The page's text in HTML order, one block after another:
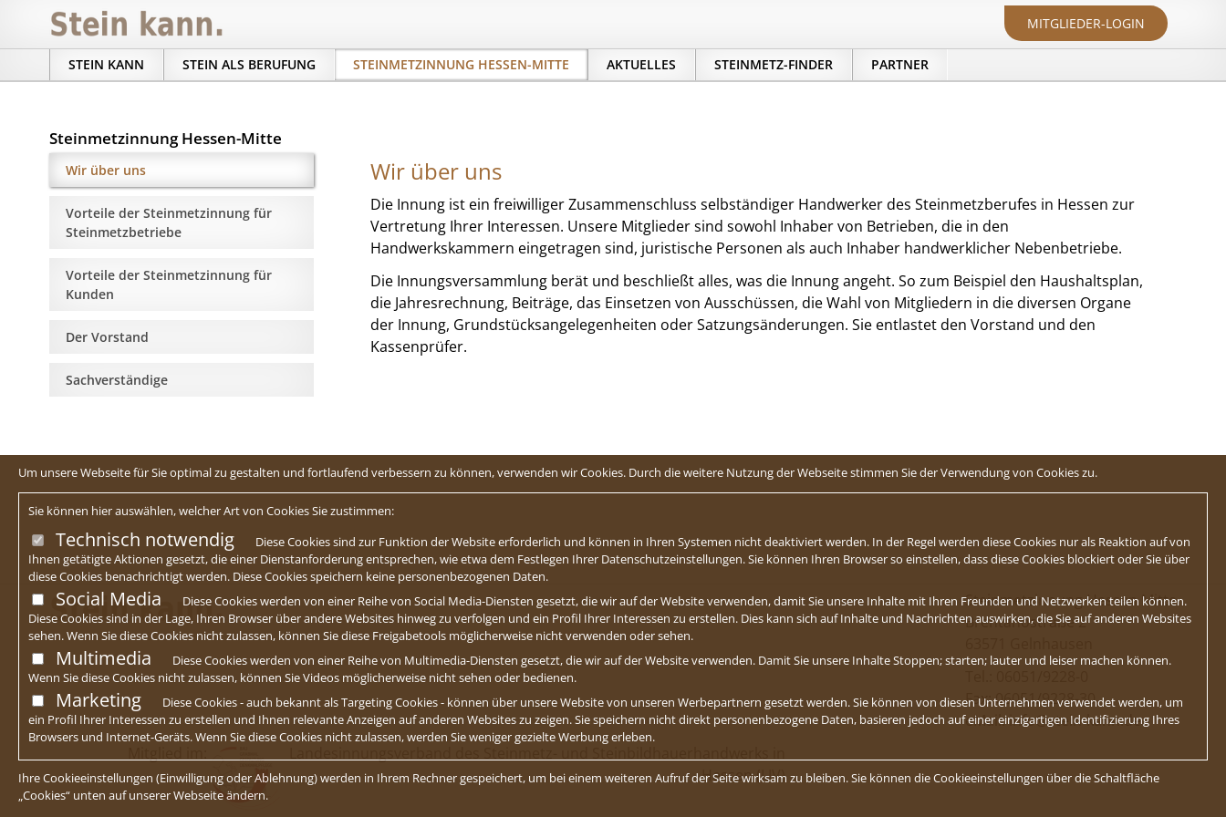
MITGLIEDER-LOGIN
STEIN KANN STEIN ALS BERUFUNG STEINMETZINNUNG HESSEN-MITTE AKTUELLES STEINMETZ-FINDER PARTNER
Steinmetzinnung Hessen-Mitte
Wir über uns
Vorteile der Steinmetzinnung für
Steinmetzbetriebe
Vorteile der Steinmetzinnung für
Kunden
Der Vorstand
Sachverständige
Wir über uns
Die Innung ist ein freiwilliger Zusammenschluss selbständiger Handwerker des Steinmetzberufes in Hessen zur
Vertretung Ihrer Interessen. Unsere Mitglieder sind sowohl Inhaber von Betrieben, die in den
Handwerkskammern eingetragen sind, juristische Personen als auch Inhaber handwerklicher Nebenbetriebe.
Die Innungsversammlung berät und beschließt alles, was die Innung angeht. So zum Beispiel den Haushaltsplan,
die Jahresrechnung, Beiträge, das Einsetzen von Ausschüssen, die Wahl von Mitgliedern in die diversen Organe
der Innung, Grundstücksangelegenheiten oder Satzungsänderungen. Sie entlastet den Vorstand und den
Kassenprüfer.
Steinmetzinnung Hessen Mitte
Brentanostraße 2
Fax: 06051/9228-30
eMail:info@stein-kann.de
Hessen (LIV)
Um unsere Webseite für Sie optimal zu gestalten und fortlaufend verbessern zu können, verwenden wir Cookies. Durch die weitere Nutzung der Webseite stimmen Sie der Verwendung von Cookies zu.
Sie können hier auswählen, welcher Art von Cookies Sie zustimmen:
Technisch notwendig
Diese Cookies sind zur Funktion der Website erforderlich und können in Ihren Systemen nicht deaktiviert werden. In der Regel werden diese Cookies nur als Reaktion auf von
Ihnen getätigte Aktionen gesetzt, die einer Dienstanforderung entsprechen, wie etwa dem Festlegen Ihrer Datenschutzeinstellungen. Sie können Ihren Browser so einstellen, dass diese Cookies blockiert oder Sie über
diese Cookies benachrichtigt werden. Diese Cookies speichern keine personenbezogenen Daten.
Social Media
Diese Cookies werden von einer Reihe von Social Media-Diensten gesetzt, die wir auf der Website verwenden, damit Sie unsere Inhalte mit Ihren Freunden und Netzwerken teilen können.
Diese Cookies sind in der Lage, Ihren Browser über andere Websites hinweg zu verfolgen und ein Profil Ihrer Interessen zu erstellen. Dies kann sich auf Inhalte und Nachrichten auswirken, die Sie auf anderen Websites
sehen. Wenn Sie diese Cookies nicht zulassen, können Sie diese Freigabetools möglicherweise nicht verwenden oder sehen.
Multimedia
Diese Cookies werden von einer Reihe von Multimedia-Diensten gesetzt, die wir auf der Website verwenden. Damit Sie unsere Inhalte Stoppen; starten; lauter und leiser machen können.
Wenn Sie diese Cookies nicht zulassen, können Sie Videos möglicherweise nicht sehen oder bedienen.
Marketing
Diese Cookies - auch bekannt als Targeting Cookies - können über unsere Website von unseren Werbepartnern gesetzt werden. Sie können von diesen Unternehmen verwendet werden, um
ein Profil Ihrer Interessen zu erstellen und Ihnen relevante Anzeigen auf anderen Websites zu zeigen. Sie speichern nicht direkt personenbezogene Daten, basieren jedoch auf einer einzigartigen Identifizierung Ihres
Browsers und Internet-Geräts. Wenn Sie diese Cookies nicht zulassen, werden Sie weniger gezielte Werbung erleben.
Ihre Cookieeinstellungen (Einwilligung oder Ablehnung) werden in Ihrem Rechner gespeichert, um bei einem weiteren Aufruf der Seite wirksam zu bleiben. Sie können die Cookieeinstellungen über die Schaltfläche
„Cookies“ unten auf unserer Webseite ändern.